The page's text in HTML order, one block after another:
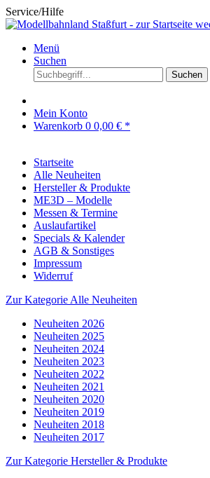
Service/Hilfe
Menü
Suchen
Suchen
Mein Konto
Warenkorb 0 0,00 € *
Startseite
Alle Neuheiten
Hersteller & Produkte
ME3D – Modelle
Messen & Termine
Auslaufartikel
Specials & Kalender
AGB & Sonstiges
Impressum
Widerruf
Zur Kategorie Alle Neuheiten
Neuheiten 2026
Neuheiten 2025
Neuheiten 2024
Neuheiten 2023
Neuheiten 2022
Neuheiten 2021
Neuheiten 2020
Neuheiten 2019
Neuheiten 2018
Neuheiten 2017
Zur Kategorie Hersteller & Produkte